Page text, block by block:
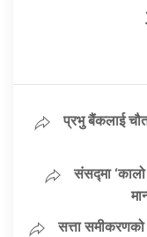
प्रभु बैंकलाई
संसद्मा ‘कालो
सत्ता